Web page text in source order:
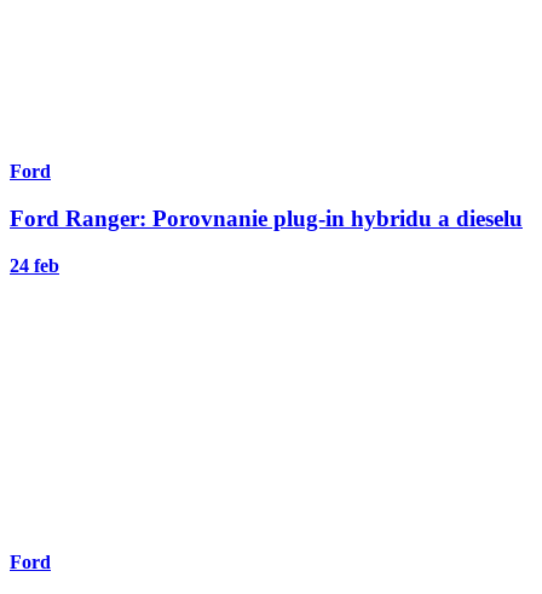
Ford
Ford Ranger: Porovnanie plug-in hybridu a dieselu
24 feb
Ford